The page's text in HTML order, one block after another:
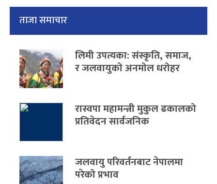
ताजा समाचार
लिमी उपत्यका: संस्कृति, समाज,
र जलवायुको अनमोल धरोहर
रास्वपा महामन्त्री मुकुल ढकालको
प्रतिवेदन सार्वजनिक
जलवायु परिवर्तनबाट नेपालमा
परेको प्रभाव